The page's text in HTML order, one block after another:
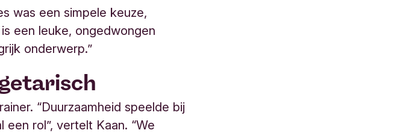
was een simpele keuze,
een leuke, ongedwongen
onderwerp.”
“Duurzaamheid speelde bij
rol”, vertelt Kaan. “We